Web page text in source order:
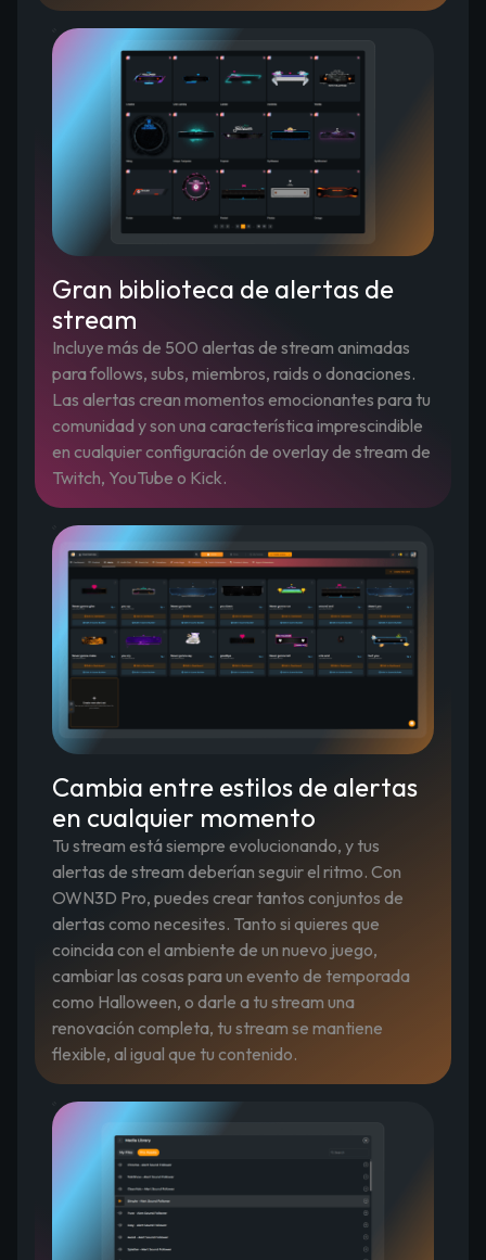
Gran biblioteca de alertas de
stream
Incluye más de 500 alertas de stream animadas
para follows, subs, miembros, raids o donaciones.
Las alertas crean momentos emocionantes para tu
comunidad y son una característica imprescindible
en cualquier configuración de overlay de stream de
Twitch, YouTube o Kick.
Cambia entre estilos de alertas
en cualquier momento
Tu stream está siempre evolucionando, y tus
alertas de stream deberían seguir el ritmo. Con
OWN3D Pro, puedes crear tantos conjuntos de
alertas como necesites. Tanto si quieres que
coincida con el ambiente de un nuevo juego,
cambiar las cosas para un evento de temporada
como Halloween, o darle a tu stream una
renovación completa, tu stream se mantiene
flexible, al igual que tu contenido.